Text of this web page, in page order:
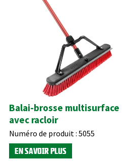
Balai-brosse multisurface
avec racloir
Numéro de produit : 5055
EN SAVOIR PLUS